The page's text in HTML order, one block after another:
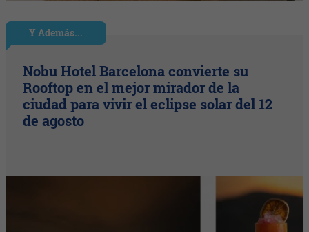
Y Además...
Nobu Hotel Barcelona convierte su
Rooftop en el mejor mirador de la
ciudad para vivir el eclipse solar del 12
de agosto